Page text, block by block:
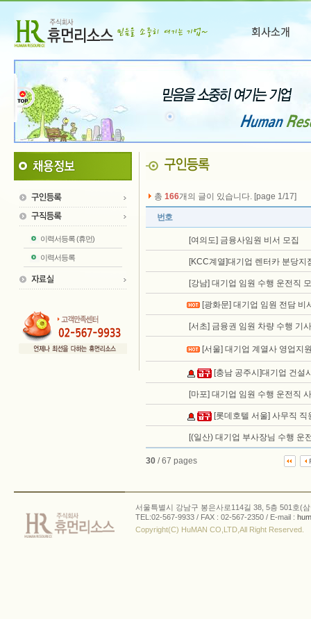
이력서등록 (휴먼)
이력서등록
총 166개의 글이 있습니다. [page 1/17]
번호
[여의도] 금융사임원 비서 모집
[KCC계열]대기업 렌터카 분당지
[강남] 대기업 임원 수행 운전직
[광화문] 대기업 임원 전담 비
[서초] 금융권 임원 차량 수행 기
[서울] 대기업 계열사 영업지
[충남 공주시]대기업 건설
[마포] 대기업 임원 수행 운전직
[롯데호텔 서울] 사무직 직
[(일산) 대기업 부사장님 수행 운
30 / 67 pages
서울특별시 강남구 봉은사로114길 38, 5층 501호(
TEL:02-567-9933 / FAX : 02-567-2350 / E-mail :
Copyright(C) HuMAN CO,LTD,All Right Reserved.